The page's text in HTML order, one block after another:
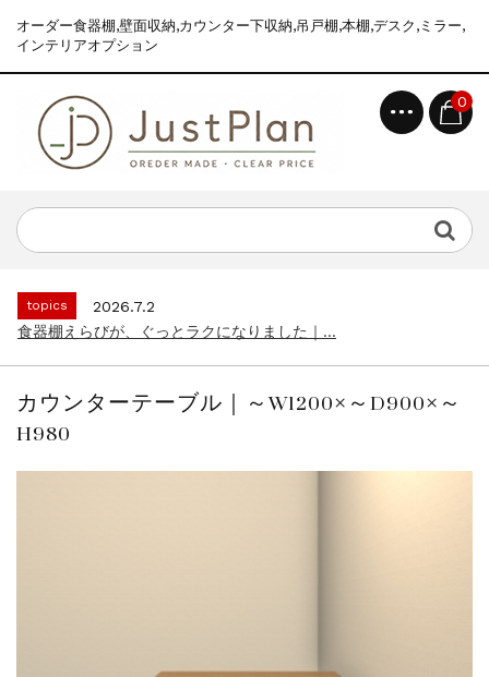
オーダー食器棚,壁面収納,カウンター下収納,吊戸棚,本棚,デスク,ミラー,
インテリアオプション
0
食器棚えらびが、ぐっとラクになりました｜...
news
2026.8.6
topics
2026.7.2
食器棚えらびが、ぐっとラクになりました｜...
topics
2026.7.2
食器棚えらびが、ぐっとラクになりました｜...
カウンターテーブル｜～W1200×～D900×～
H980